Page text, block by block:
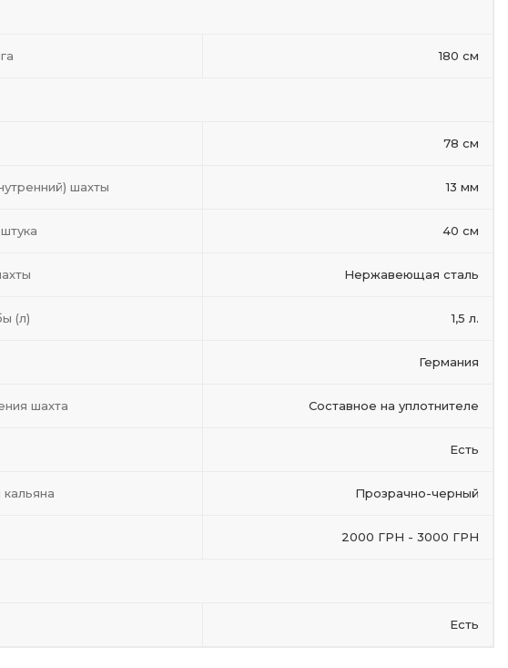
180 см
78 см
шахты 13 мм
40 см
Нержавеющая сталь
(л) 1,5 л.
Германия
шахта Составное на уплотнителе
Есть
Прозрачно-черный
2000 ГРН - 3000 ГРН
Есть